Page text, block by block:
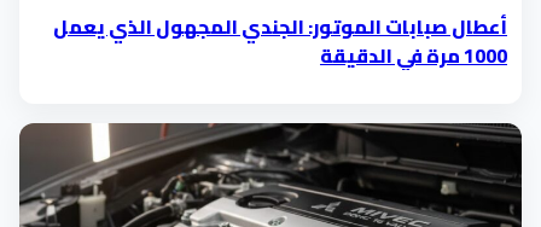
أعطال صبابات الموتور: الجندي المجهول الذي يعمل
1000 مرة في الدقيقة